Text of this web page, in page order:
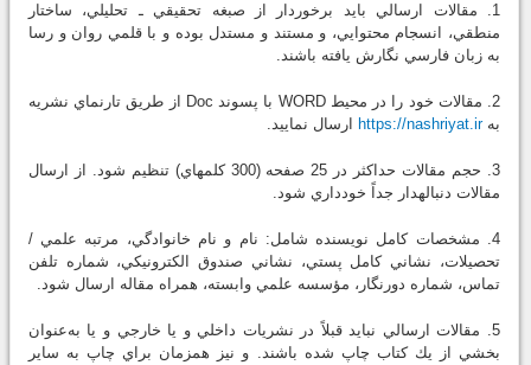
1. مقالات ارسالي بايد برخوردار از صبغه تحقيقي ـ تحليلي، ساختار
منطقي، انسجام محتوايي، و مستند و مستدل بوده و با قلمي روان و رسا
به زبان فارسي نگارش يافته باشند.
2. مقالات خود را در محيط WORD با پسوند Doc از طريق تارنماي نشريه
بهhttps://nashriyat.ir ارسال نماييد.
3. حجم مقالات حداكثر در 25 صفحه (300 كلمه‏اي) تنظيم شود. از ارسال
مقالات دنباله‏دار جداً خودداري شود.
4. مشخصات كامل نويسنده شامل: نام و نام خانوادگي، مرتبه علمي /
تحصيلات، نشاني كامل پستي، نشاني صندوق الكترونيكي، شماره تلفن
تماس، شماره دورنگار، مؤسسه علمي وابسته، همراه مقاله ارسال شود.
5. مقالات ارسالي نبايد قبلاً در نشريات داخلي و يا خارجي و يا به‌عنوان
بخشي از يك كتاب چاپ شده باشند. و نيز همزمان براي چاپ به ساير